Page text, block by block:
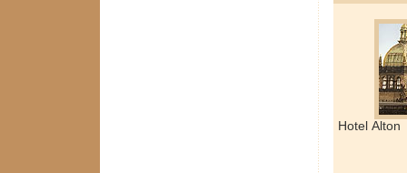
Hotel